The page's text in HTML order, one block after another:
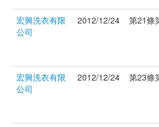
宏興洗衣有限
公司
2012/12/24 第21條
宏興洗衣有限
公司
2012/12/24 第23條